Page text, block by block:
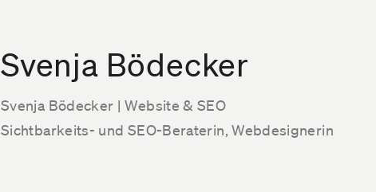
Svenja Bödecker
Svenja Bödecker | Website & SEO
Sichtbarkeits- und SEO-Beraterin, Webdesignerin